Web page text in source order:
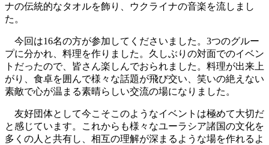
ナの伝統的なタオルを飾り、ウクライナの音楽を流しまし
た。
今回は16名の方が参加してくださいました。3つのグルー
プに分かれ、料理を作りました。久しぶりの対面でのイベン
トだったので、皆さん楽しんでおられました。料理が出来上
がり、食卓を囲んで様々な話題が飛び交い、笑いの絶えない
素敵で心が温まる素晴らしい交流の場になりました。
友好団体として今こそこのようなイベントは極めて大切だ
と感じています。これからも様々なユーラシア諸国の文化を
多くの人と共有し、相互の理解が深まるような場を作れるよ